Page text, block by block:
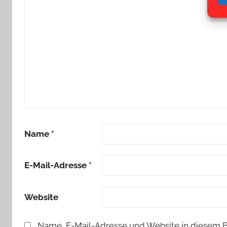
Name *
E-Mail-Adresse *
Website